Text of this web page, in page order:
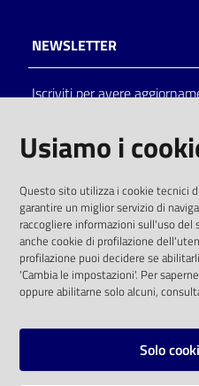
NEWSLETTER
Iscriviti per avere
solo alle condizioni
comunitaria 2003/98/CE e
SOCIAL
Instagram
Usiamo i
Questo sito utilizza i cookie tecnici
garantire un miglior servizio di
raccogliere informazioni sull'uso
anche cookie di profilazione
profilazione puoi decidere se
'Cambia le impostazioni'. Per
oppure abilitarne solo alcuni,
Solo